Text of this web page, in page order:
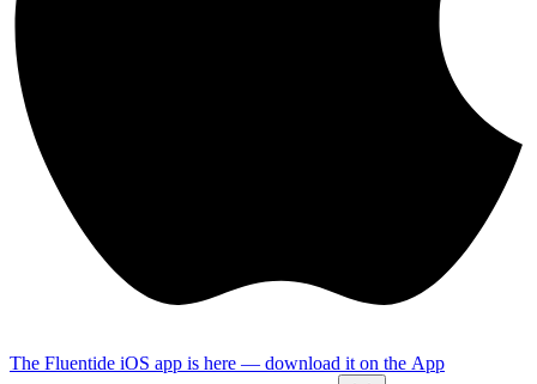
The Fluentide iOS app is here — download it on the App